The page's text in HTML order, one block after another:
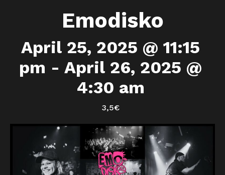
Emodisko
April 25, 2025 @ 11:15
pm - April 26, 2025 @
4:30 am
3,5€